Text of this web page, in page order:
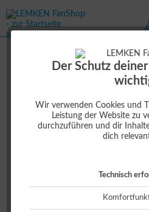
Der Schutz
Wir verwenden Cookies und
Leistung der Website zu
durchzuführen und dir
dich
Technisch
TASSE SIGNET